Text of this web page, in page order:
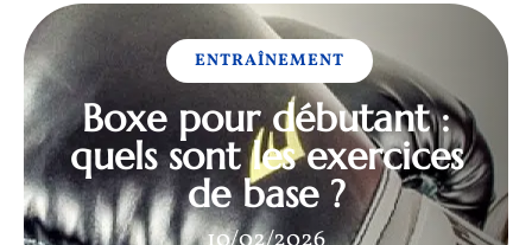
ENTRAÎNEMENT
Boxe pour débutant :
quels sont les exercices
de base ?